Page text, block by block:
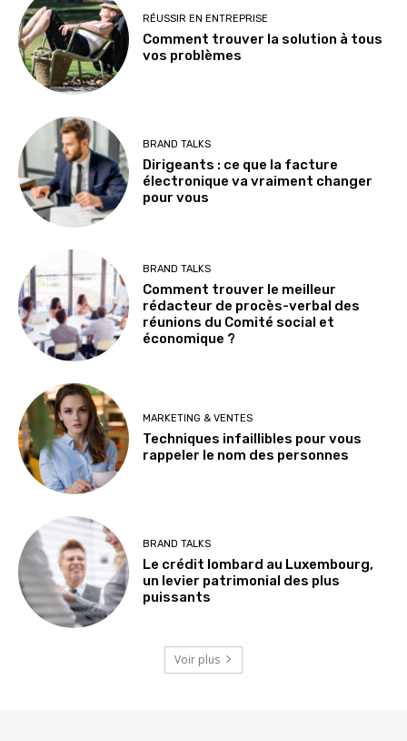
RÉUSSIR EN ENTREPRISE
Comment trouver la solution à tous
vos problèmes
BRAND TALKS
Dirigeants : ce que la facture
électronique va vraiment changer
pour vous
BRAND TALKS
Comment trouver le meilleur
rédacteur de procès-verbal des
réunions du Comité social et
économique ?
MARKETING & VENTES
Techniques infaillibles pour vous
rappeler le nom des personnes
BRAND TALKS
Le crédit lombard au Luxembourg,
un levier patrimonial des plus
puissants
Voir plus